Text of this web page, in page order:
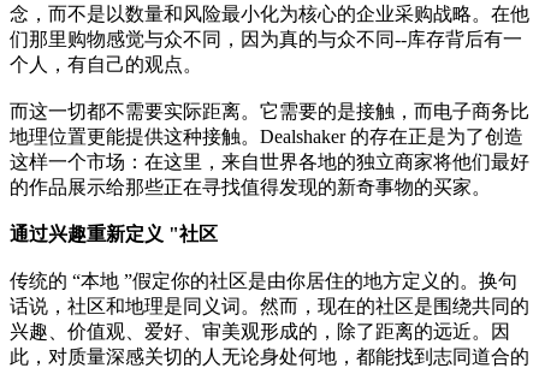
念，而不是以数量和风险最小化为核心的企业采购战略。在他
们那里购物感觉与众不同，因为真的与众不同--库存背后有一
个人，有自己的观点。
而这一切都不需要实际距离。它需要的是接触，而电子商务比
地理位置更能提供这种接触。Dealshaker 的存在正是为了创造
这样一个市场：在这里，来自世界各地的独立商家将他们最好
的作品展示给那些正在寻找值得发现的新奇事物的买家。
通过兴趣重新定义 "社区
传统的 “本地 ”假定你的社区是由你居住的地方定义的。换句
话说，社区和地理是同义词。然而，现在的社区是围绕共同的
兴趣、价值观、爱好、审美观形成的，除了距离的远近。因
此，对质量深感关切的人无论身处何地，都能找到志同道合的